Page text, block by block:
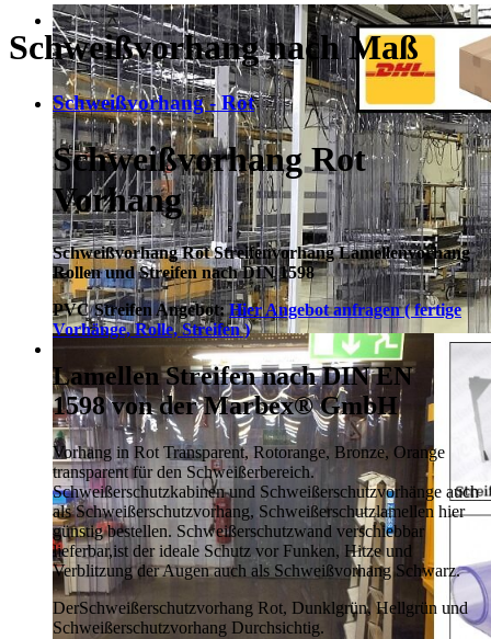
Schweißvorhang nach Maß
Schweißvorhang - Rot
Schweißvorhang Rot
Vorhang
Schweißvorhang Rot Streifenvorhang Lamellenvorhang
Rollen und Streifen nach DIN 1598
PVC Streifen Angebot:Hier Angebot anfragen ( fertige
Vorhänge, Rolle, Streifen )
Lamellen Streifen nach DIN EN
1598 von der Marbex® GmbH
Vorhang in Rot Transparent, Rotorange, Bronze, Orange
transparent für den Schweißerbereich.
Schweißerschutzkabinen und Schweißerschutzvorhänge auch
als Schweißerschutzvorhang, Schweißerschutzlamellen hier
günstig bestellen. Schweißerschutzwand verschiebbar
lieferbar,ist der ideale Schutz vor Funken, Hitze und
Verblitzung der Augen auch als Schweißvorhang Schwarz.
DerSchweißerschutzvorhang Rot, Dunklgrün,Hellgrün und
Schweißerschutzvorhang Durchsichtig.